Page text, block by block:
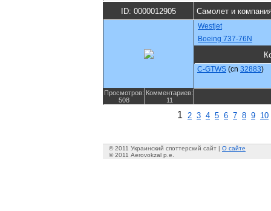
ID: 0000012905 Самолет и
Westjet
Boeing 737-76N
C-GTWS (cn 32883)
Просмотров:
508
Комментариев:
11
1 2 3 4 5 6 7 8 9 10
© 2011 Украинский споттерский сайт | О сайте
© 2011 Aerovokzal p.e.